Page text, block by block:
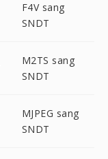
F4V sang
SNDT
M2TS sang
SNDT
MJPEG sang
SNDT